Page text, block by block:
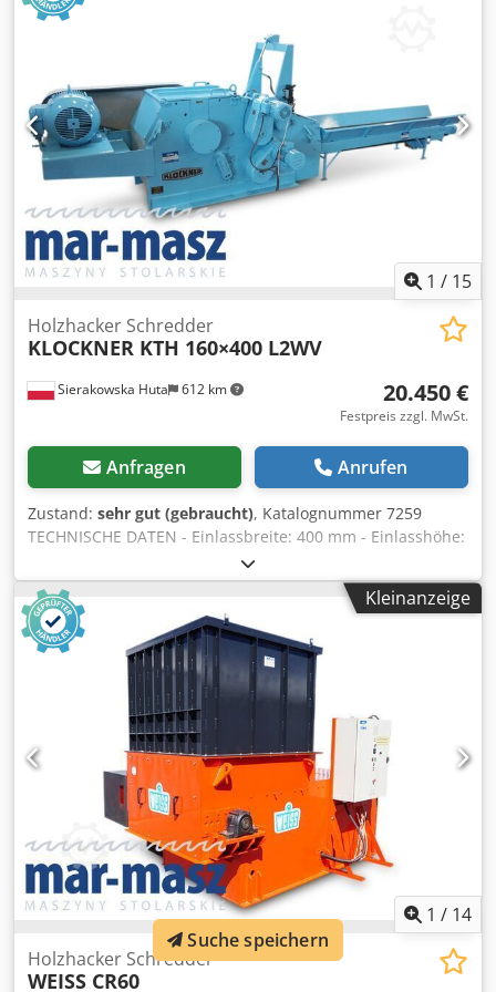
1 / 15
Sierakowska Huta 612 km
Holzhacker Schredder
KLOCKNER KTH 160×400 L2WV
20.450 €
Festpreis zzgl. MwSt.
Anfragen Anrufen
Zustand: sehr gut (gebraucht), Katalognummer 7259
TECHNISCHE DATEN - Einlassbreite: 400 mm - Einlasshöhe:
200 mm - Wellenbreite: 530 mm - Wellendurchmesser: 550
mm - Messerlänge: 530 mm - Anzahl der Messer: 2 Stk. -
Siebabmessungen: 50x50 mm - 2 gezahnte Einzugswalzen
unten Cjdpfx Aozrug Tsh Esrf - Motor für untere Walze: 2,2
kW - Gezahnte Einzugswalze oben - Motor für obere Walze:
2,2 kW - Zuführbandantrieb: 0,55 kW - Zuführbandlänge:
3000 mm - Zuführbandbreite: 410 mm - Hauptmotor: 45
kW - Autorevers - Rücklauf - Maschinenabmessungen
(L/B/H): 2900x1600x1600 mm - Zuführabmessungen (L/B/H):
3070x720x670 mm - Gewicht ca. 3500 kg VORTEILE –
Deutsche Produktion – Autorevers (mit Einstellmöglichkeit)
– Rücklauf – Gebrachter Hacker, sehr guter Zustand
Nettopreis: 85.900 PLN Nettopreis: 20.450 EUR zum
Wechselkurs 4,2 EUR (Die Preise können sich bei größeren
Kursschwankungen ändern)
Kleinanzeige
1 / 14
Holzhacker Schredder
WEISS CR60
Suche speichern